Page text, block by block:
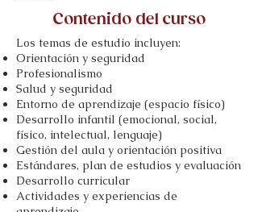
Contenido del curso
Los temas de estudio incluyen:
Orientación y seguridad
Profesionalismo
Salud y seguridad
Entorno de aprendizaje (espacio físico)
Desarrollo infantil (emocional, social,
físico, intelectual, lenguaje)
Gestión del aula y orientación positiva
Estándares, plan de estudios y evaluación
Desarrollo curricular
Actividades y experiencias de